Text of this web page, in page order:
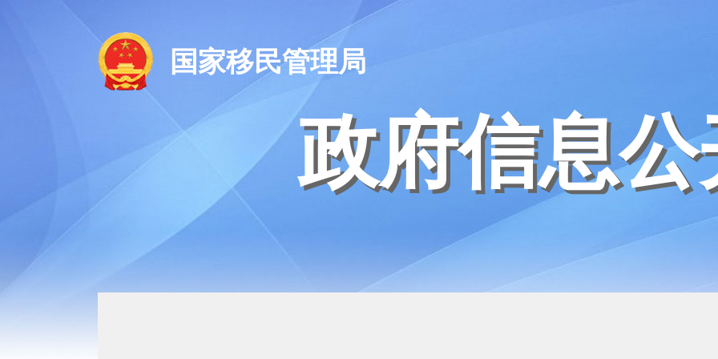
国家移民管理局
政府信息公